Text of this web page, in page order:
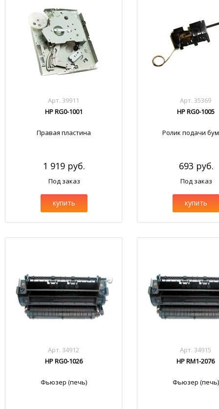
Арт. 39911
HP RG0-1001
Правая пластина
1 919 руб.
Под заказ
купить
Арт. 35369
HP RG0-1005
Ролик подачи
693 руб.
Под заказ
купить
Арт. 34912
HP RG0-1026
Фьюзер (печь)
Арт. 34915
HP RM1-2076
Фьюзер (печь)